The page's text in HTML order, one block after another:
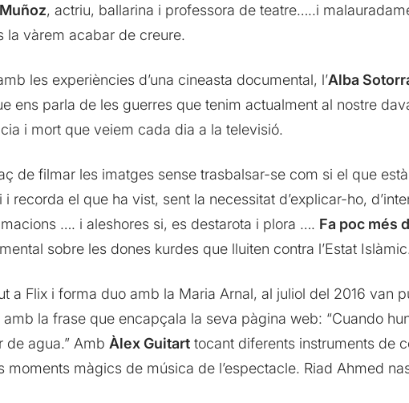
, actriu, ballarina i professora de teatre…..i
vàrem acabar de creure.
les experiències d’una cineasta documental, l’Alba
ens parla de les guerres que tenim actualment al nostre
i mort que veiem cada dia a la televisió.
de filmar les imatges sense trasbalsar-se com si el que
recorda el que ha vist, sent la necessitat d’explicar-ho,
…. i aleshores si, es destarota i plora …. Fa poc més
sobre les dones kurdes que lluiten contra l’Estat Islàmic.
a Flix i forma duo amb la Maria Arnal, al juliol del 2016 van
amb la frase que encapçala la seva pàgina web: “Cuando
de agua.” Amb Àlex Guitarttocant diferents instruments de
moments màgics de música de l’espectacle. Riad Ahmed